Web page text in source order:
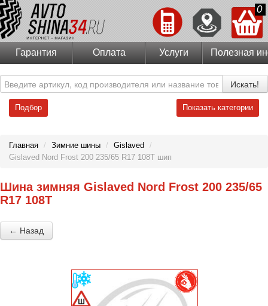
0
Гарантия Оплата Услуги Полезная
Искать!
Подбор Показать категории
Главная / Зимние шины / Gislaved
/
Gislaved Nord Frost 200 235/65 R17 108T шип
Шина зимняя Gislaved Nord Frost 200 235/65
R17 108T
← Назад